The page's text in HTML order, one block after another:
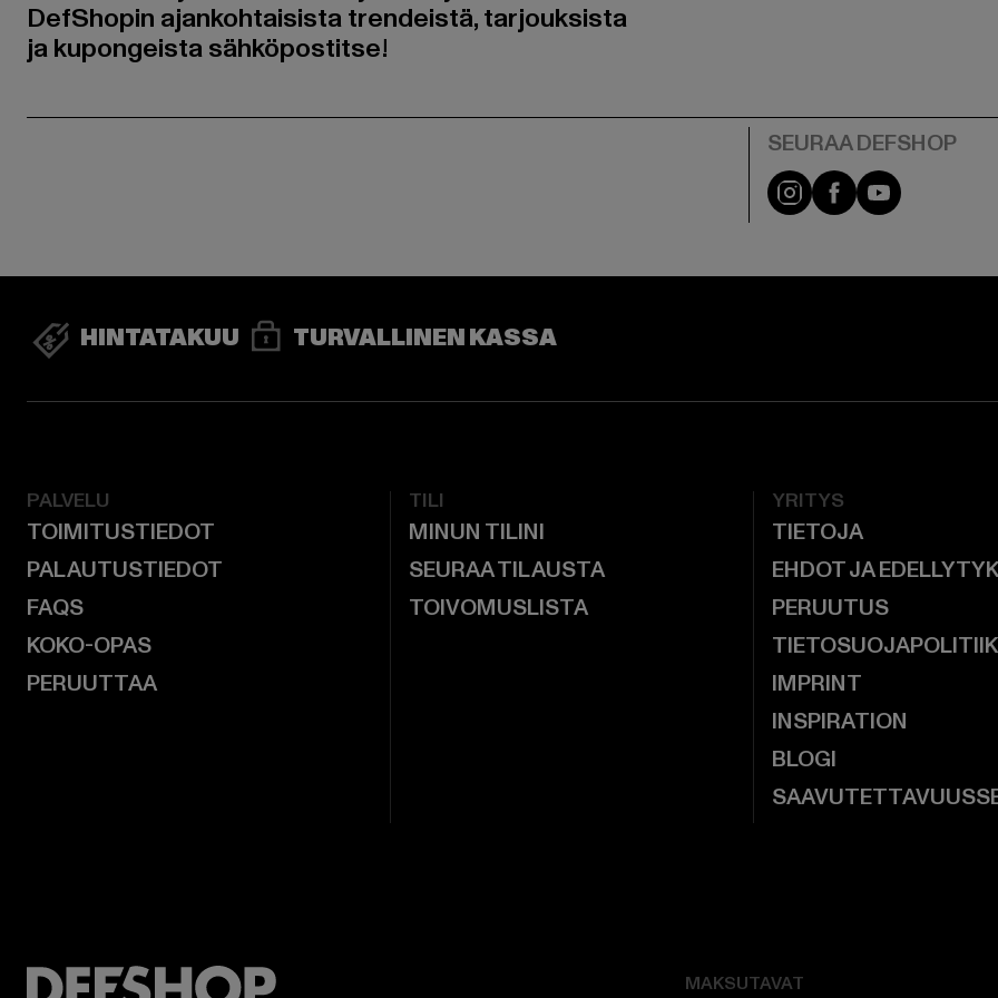
DefShopin ajankohtaisista trendeistä, tarjouksista
ja kupongeista sähköpostitse!
Visit our Instagram
Visit ourVisit our
HINTATAKUU TURVALLINEN KASSA
PALVELU
TOIMITUSTIEDOT
PALAUTUSTIEDOT
FAQS
KOKO-OPAS
PERUUTTAA
TILI
MINUN TILINI
SEURAA TILAUSTA
TOIVOMUSLISTA
YRITYS
TIETOJA
EHDOT JA
PERUUTUS
IMPRINT
INSPIRATION
BLOGI
MAKSUTAVAT